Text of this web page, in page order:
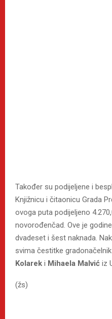
Također su podijeljene i
Knjižnicu i čitaonicu Grada
ovoga puta podijeljeno
novorođenčad. Ove je
dvadeset i šest naknada.
svima čestitke
Kolarek i Mihaela Malvić iz
(žs)